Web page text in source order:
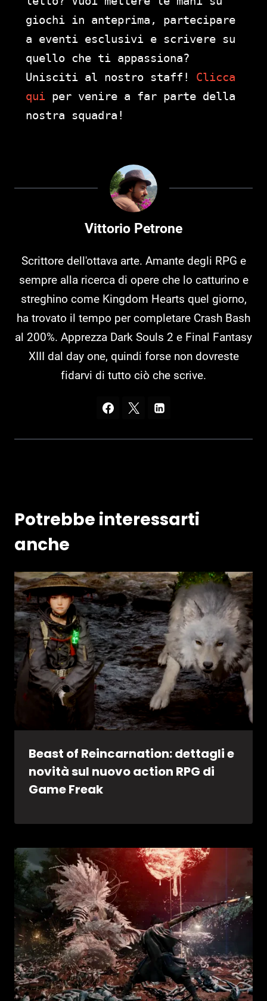
giochi in anteprima, partecipare
a eventi esclusivi e scrivere su
quello che ti appassiona?
Unisciti al nostro staff! Clicca
qui per venire a far parte della
nostra squadra!
Vittorio Petrone
Scrittore dell'ottava arte. Amante degli RPG e
sempre alla ricerca di opere che lo catturino e
streghino come Kingdom Hearts quel giorno,
ha trovato il tempo per completare Crash Bash
al 200%. Apprezza Dark Souls 2 e Final Fantasy
XIII dal day one, quindi forse non dovreste
fidarvi di tutto ciò che scrive.
Potrebbe interessarti
anche
Beast of Reincarnation: dettagli e
novità sul nuovo action RPG di
Game Freak